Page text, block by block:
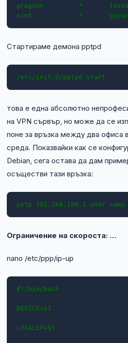
gragoon         *
scot            *       gyzar
Стартираме демона pptpd
/etc/init.d/pptpd start
това е една абсолютно
на VPN сървър, но може да се
поне за връзка между два офиса
среда. Показвайки как се
Debian, сега остава да дам
осъществи тази връзка:
pptp 192.168.100.1 user
Ограничение на скороста: …
nano /etc/ppp/ip-up
#!/bin/bash
DEVICE=$1
LOCALIP=$5